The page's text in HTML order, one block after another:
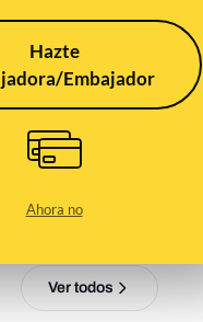
Hazte
Embajador
Ahora no
no está regalando
por la reapertura
la cuarentena por el
Ver todos